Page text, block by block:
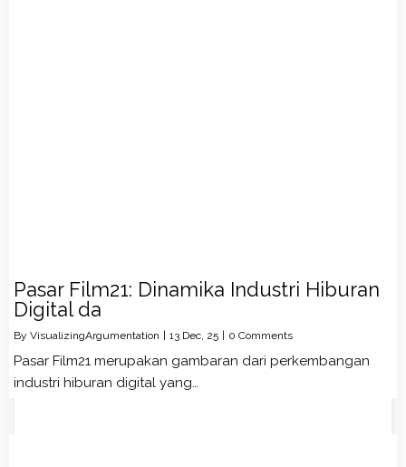
Pasar Film21: Dinamika Industri Hiburan
Digital da
By VisualizingArgumentation 13 Dec, 25 0 Comments
Pasar Film21 merupakan gambaran dari perkembangan
industri hiburan digital yang…